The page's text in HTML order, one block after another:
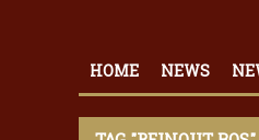
HOME NEWS